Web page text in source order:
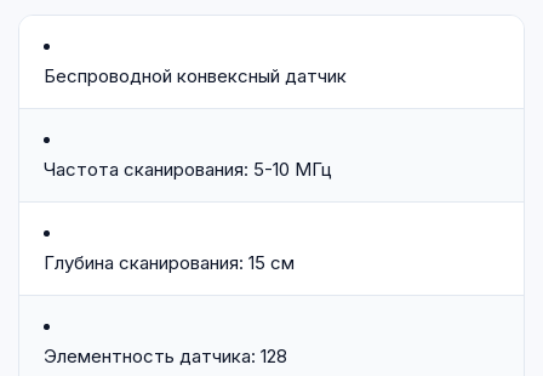
Беспроводной конвексный датчик
Частота сканирования: 5-10 МГц
Глубина сканирования: 15 см
Элементность датчика: 128